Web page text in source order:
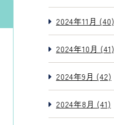
2024年11月 (40)
2024年10月 (41)
2024年9月 (42)
2024年8月 (41)